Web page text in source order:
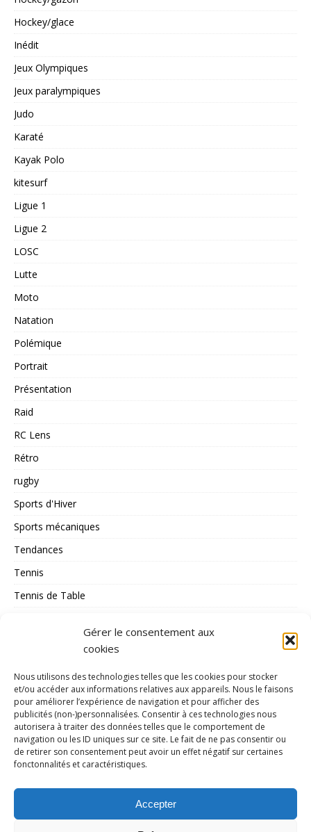
Gérer le consentement aux
cookies
Nous utilisons des technologies telles que les cookies pour stocker
et/ou accéder aux informations relatives aux appareils. Nous le faisons
pour améliorer l’expérience de navigation et pour afficher des
publicités (non-)personnalisées. Consentir à ces technologies nous
autorisera à traiter des données telles que le comportement de
navigation ou les ID uniques sur ce site. Le fait de ne pas consentir ou
de retirer son consentement peut avoir un effet négatif sur certaines
fonctonnalités et caractéristiques.
Accepter
Hockey/glace
Inédit
Jeux Olympiques
Jeux paralympiques
Judo
Karaté
Kayak Polo
kitesurf
Ligue 1
Ligue 2
LOSC
Lutte
Moto
Natation
Polémique
Portrait
Présentation
Raid
RC Lens
Rétro
rugby
Sports d'Hiver
Sports mécaniques
Tendances
Tennis
Tennis de Table
volley_ball
water-polo
MÉTA
Flux des commentaires